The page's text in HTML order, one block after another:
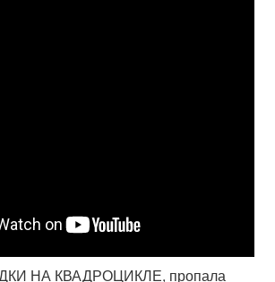
НА КВАДРОЦИКЛЕ, пропала